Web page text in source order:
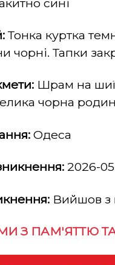
Тонка куртка
чорні. Тапки
Шрам на шиї
чорна
Одеса
2026-
Вийшов з
З ПАМ'ЯТТЮ